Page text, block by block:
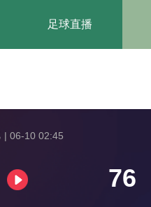
足球直播
| 06-10 02:45
76